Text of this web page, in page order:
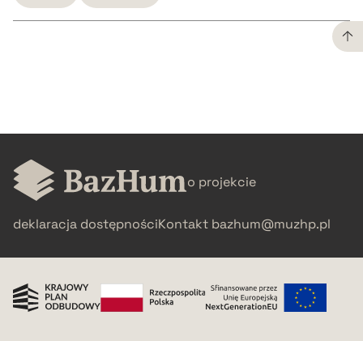
BIBTEX
o projekcie
deklaracja dostępnościKontakt bazhum@muzhp.pl